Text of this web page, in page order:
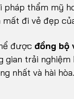
thẩm mỹ
đi vẻ đẹp
được đồng bộ
gian trải
nhất và hài hòa.